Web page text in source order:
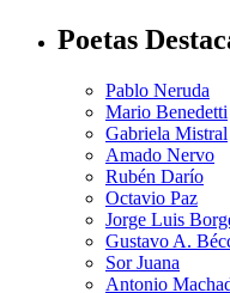
Poetas
Pablo Neruda
Mario Benedetti
Gabriela Mistral
Amado Nervo
Rubén Darío
Octavio Paz
Jorge Luis
Gustavo A.
Sor Juana
Antonio